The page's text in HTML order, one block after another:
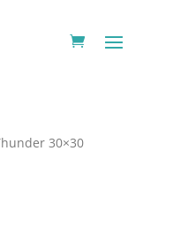
30×30